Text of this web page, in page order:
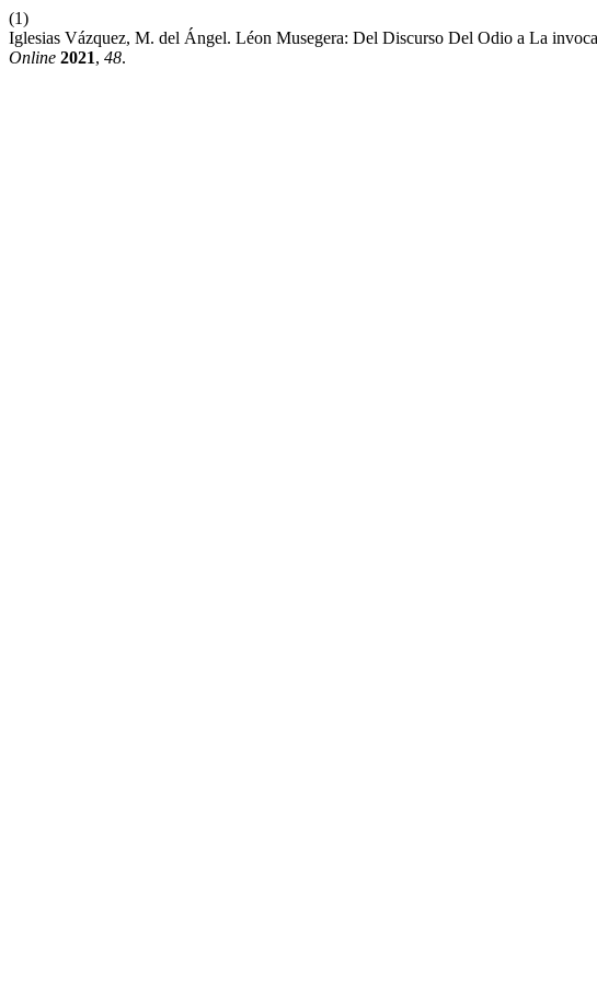
(1)
Iglesias Vázquez, M. del Ángel. Léon Musegera: Del Discurso Del Odio a La
Online 2021, 48.